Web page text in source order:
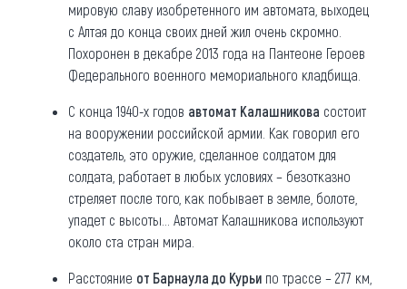
мировую славу изобретенного им автомата, выходец
с Алтая до конца своих дней жил очень скромно.
Похоронен в декабре 2013 года на Пантеоне Героев
Федерального военного мемориального кладбища.
С конца 1940-х годов автомат Калашникова состоит
на вооружении российской армии. Как говорил его
создатель, это оружие, сделанное солдатом для
солдата, работает в любых условиях – безотказно
стреляет после того, как побывает в земле, болоте,
упадет с высоты... Автомат Калашникова используют
около ста стран мира.
Расстояние от Барнаула до Курьи по трассе – 277 км,